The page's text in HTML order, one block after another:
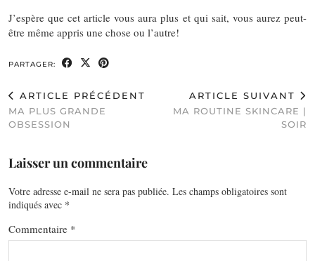
J’espère que cet article vous aura plus et qui sait, vous aurez peut-
être même appris une chose ou l’autre!
PARTAGER:
ARTICLE PRÉCÉDENT
MA PLUS GRANDE
OBSESSION
ARTICLE SUIVANT
MA ROUTINE SKINCARE |
SOIR
Laisser un commentaire
Votre adresse e-mail ne sera pas publiée. Les champs obligatoires sont
indiqués avec *
Commentaire *